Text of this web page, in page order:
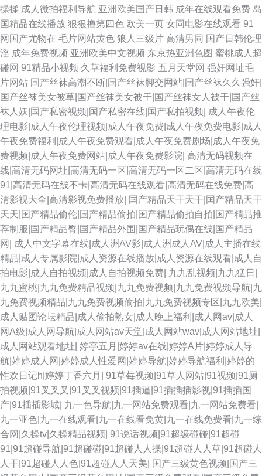
69AV 97搞色 AV性爱com 岛国91线观看 超碰av人人 成人av天堂 天天日狠狠
干 大香蕉在线久久 深夜艹艹 肏屄的视频不卡的 抖阴变态大 午夜淫荡影院 国
产欧美偷日韩 性爱xx网 91超碰人人摸 www日本 人妖黄色网 91免费看片天
堂 婷婷五月天色色 超碰人人按 韩日AV看看啊3 海角久9高清精品 深夜影院
毛片 丝袜后入国产91 操碰激情网 亚洲影院老司机V 东京热人人肏 日本婷婷
com 午夜影院307 91猫先生视频 AV毛茸茸 91国产白浆 超碰人人 www午夜
九一精品热 日韩激情在线 韩国操逼剧场 国产56区 欧美国产综合日韩 91超碰
在线长腿 亚洲91网站 日本女同互慰 老司机AVAV 日韩A级片 国产午夜在线
中文字幕的91 日本色官网在线 91香蕉白丝 91在线视频国产 亚洲人一级 99
热福利在线 91精品一区 影视先锋色色 麻豆MV免费观看 亚洲欧美日韩另类
午夜久久影视 微拍福利24 天美91 亚洲色图综合 欧美胖老太BβW 99热这里
亚洲涩涩免费 韩国不卡污视频 超碰天天干天天操 51视频入口 91露脸熟女视
频 久久国产网站 青娱乐91系列 久久欧美视频 偷拍拍自超碰 美女让我操 韩
国做爱视频 91成人网 超碰av人人 国产足交在线观看 黑丝AV网 超碰地址 97
超碰超碰在线 麻豆爱爱爱 色悠综合网 AV大香蕉 天美91极品 欧美免费一线
国产对白清晰 亚洲色色导航 亚洲另类校园 浮力影院草草 91网页官网页
操揉 成人微拍福利导航 亚洲欧美国产日韩 成年在线观看免费 岛
国精品在线播放 狠狠撸第四色 欧美一页 女同电影在线观看 91
网国产尤物在 毛片网站黄色 狼人三级片 高清男同 国产日韩伦理
淫 成年免费视频 亚洲欧美中文视频 东京热亚洲色图 蜜桃成人超
碰网 91精品小视频 久草福利免费视影 五月天堂网 强奸网址毛
片网站 国产丝袜高潮不断|国产丝袜脚交网站|国产丝袜久久强奸|
国产丝袜美女被草|国产丝袜美女被干|国产丝袜女人被干|国产丝
袜人妖|国产私密视频|国产私密在线|国产私拍视频|
成人午夜伦
理电影|成人午夜伦理视频|成人午夜免费|成人午夜免费电影|成人
午夜免费福利|成人午夜免费观看|成人午夜免费剧场|成人午夜免
费视频|成人午夜免费网站|成人午夜免费影院| 高清无码视频在
线|高清无码网址|高清无码一区|高清无码一区二区|高清无码在线
91|高清无码在线不卡|高清无码在线观看|高清无码在线免费|高
清影视大全|高清影视免费播放|
国产精品天干天干|国产精品天干
天天|国产精品偷伦|国产精品偷拍|国产精品偷拍自拍|国产精品推
荐制服|国产精品臀|国产精品外围|国产精品玩偶在线|国产精品
网|
成人中文字幕在线|成人洲AV影|成人洲成人AV|成人主播在线
精品|成人专属影院|成人资源在线播放|成人资源在线观看|成人自
拍电影|成人自拍视频|成人自拍视频免费| 九九乱视频|九九猛日|
九九蜜桃|九九免费精品视频|九九免费视频|九九免费视频导航|九
九免费视频精品|九九免费视频偷拍|九九免费视频专区|九九欧美|
成人贴图论坛精品|成人偷拍熟女|成人晚上福利|成人网av|成人
网A级|成人网导航|成人网站av天堂|成人网站wav|成人网站地址|
成人网站观看地址| 婷亭五月|婷婷av在线|婷婷A片|婷婷成人导
航|婷婷成人网|婷婷成人性爱网|婷婷导航|婷婷导航福利|婷婷的
性欢日记h|婷婷丁香六月|
91草莓视频|91草人网站|91视频|91厕
拍视频|91叉叉叉|91叉叉视频|91插逼|91插插插影视|91插插国
产|91插插影城| 九一色导航|九一网站免费观看|九一网站免费看|
九一亚色|九一在线观看|九一在线看免黄|九一在线免费看|九一综
合网|久操tv|久操精品视频| 91说话视频|91超级碰碰|91超碰
91|91超碰导航|91超碰碰|91超碰人人操|91超碰人人草|91超碰人
人干|91超碰人人色|91超碰人人天美|
国产三级黄色视频|国产三